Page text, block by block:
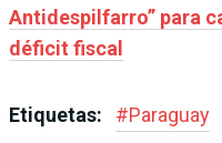
Antidespilfarro” para
déficit fiscal
Etiquetas: #Paraguay